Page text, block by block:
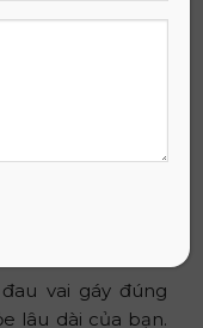
không nên bỏ
nhận an toàn
US giúp
không chứa hóa
vai gáy đúng
lâu dài của bạn.